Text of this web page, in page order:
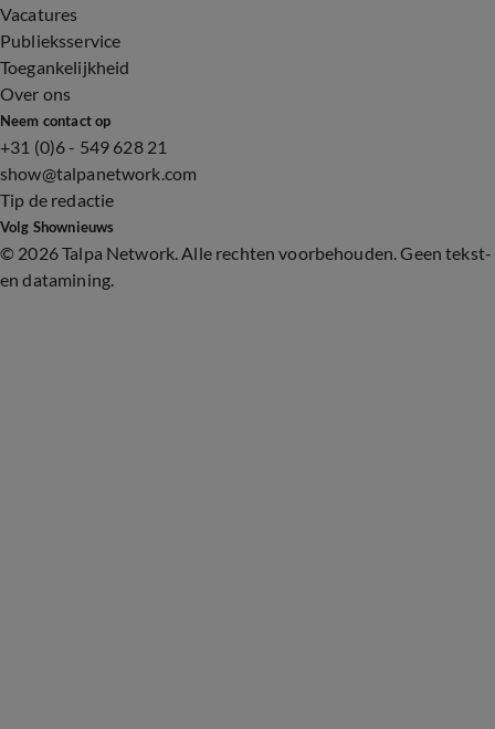
Vacatures
Publieksservice
Toegankelijkheid
Over ons
Neem contact op
+31 (0)6 - 549 628 21
show@talpanetwork.com
Tip de redactie
Volg Shownieuws
© 2026 Talpa Network. Alle rechten voorbehouden. Geen tekst-
en datamining.